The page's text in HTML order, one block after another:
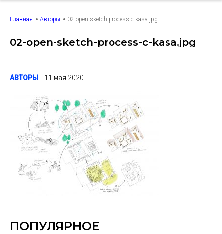
Главная Авторы 02-open-sketch-process-c-kasa.jpg
02-open-sketch-process-c-kasa.jpg
АВТОРЫ 11 мая 2020
ПОПУЛЯРНОЕ